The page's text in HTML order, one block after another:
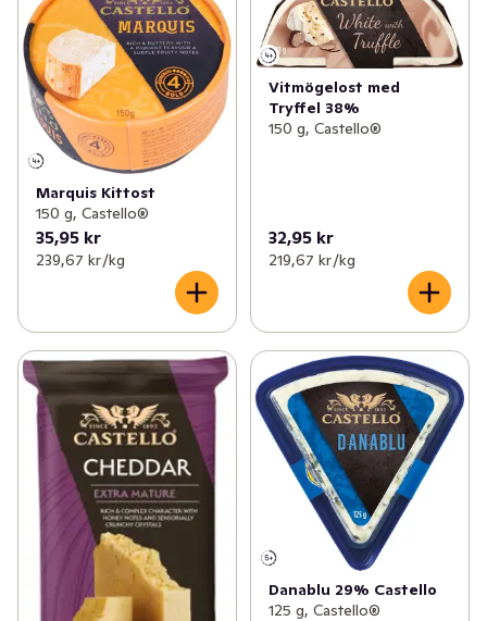
Marquis Kittost
150 g, Castello®
35,95 kr
239,67 kr /kg
Vitmögelost med
Tryffel 38%
150 g, Castello®
32,95 kr
219,67 kr /kg
Danablu 29% Castello
125 g, Castello®